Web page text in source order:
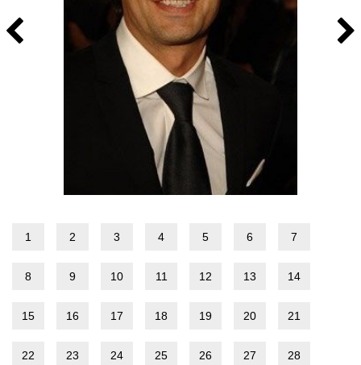
1 2 3 4 5 6 7
8 9 10 11 12 13 14
15 16 17 18 19 20 21
22 23 24 25 26 27 28